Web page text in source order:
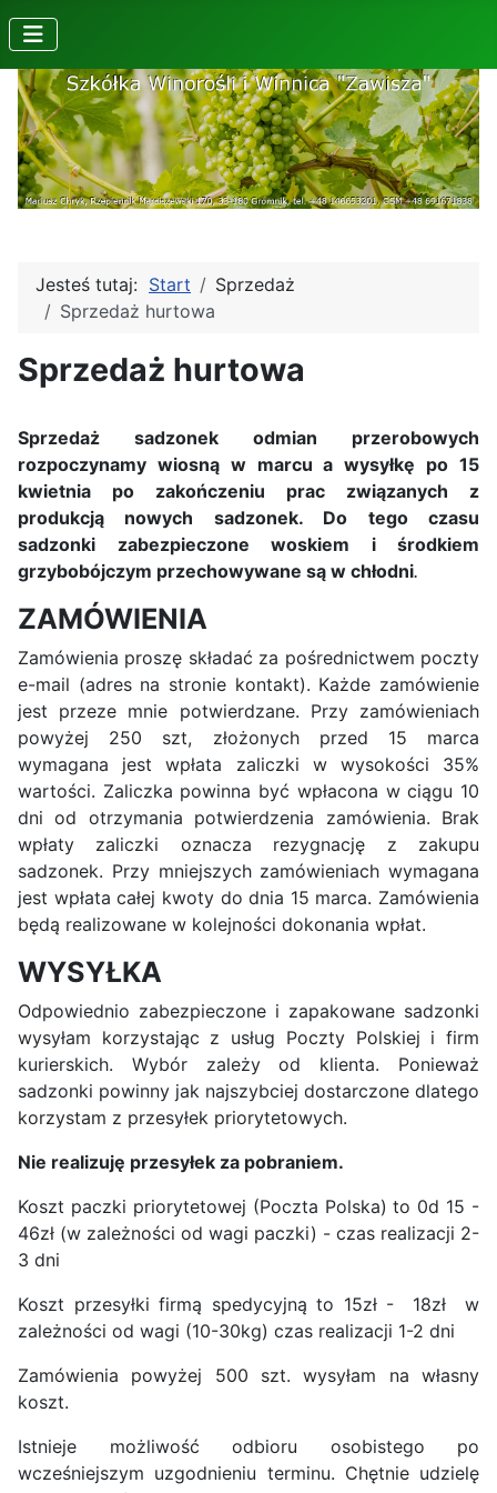
Jesteś tutaj: Start
Sprzedaż
Sprzedaż hurtowa
Sprzedaż hurtowa
Sprzedaż sadzonek odmian przerobowych
rozpoczynamy wiosną w marcu a wysyłkę po 15
kwietnia po zakończeniu prac związanych z
produkcją nowych sadzonek. Do tego czasu
sadzonki zabezpieczone woskiem i środkiem
grzybobójczym przechowywane są w chłodni.
ZAMÓWIENIA
Zamówienia proszę składać za pośrednictwem poczty
e-mail (adres na stronie kontakt). Każde zamówienie
jest przeze mnie potwierdzane. Przy zamówieniach
powyżej 250 szt, złożonych przed 15 marca
wymagana jest wpłata zaliczki w wysokości 35%
wartości. Zaliczka powinna być wpłacona w ciągu 10
dni od otrzymania potwierdzenia zamówienia. Brak
wpłaty zaliczki oznacza rezygnację z zakupu
sadzonek. Przy mniejszych zamówieniach wymagana
jest wpłata całej kwoty do dnia 15 marca. Zamówienia
będą realizowane w kolejności dokonania wpłat.
WYSYŁKA
Odpowiednio zabezpieczone i zapakowane sadzonki
wysyłam korzystając z usług Poczty Polskiej i firm
kurierskich. Wybór zależy od klienta. Ponieważ
sadzonki powinny jak najszybciej dostarczone dlatego
korzystam z przesyłek priorytetowych.
Nie realizuję przesyłek za pobraniem.
Koszt paczki priorytetowej (Poczta Polska) to 0d 15 -
46zł (w zależności od wagi paczki) - czas realizacji 2-
3 dni
Koszt przesyłki firmą spedycyjną to 15zł - 18zł w
zależności od wagi (10-30kg) czas realizacji 1-2 dni
Zamówienia powyżej 500 szt. wysyłam na własny
koszt.
Istnieje możliwość odbioru osobistego po
wcześniejszym uzgodnieniu terminu. Chętnie udzielę